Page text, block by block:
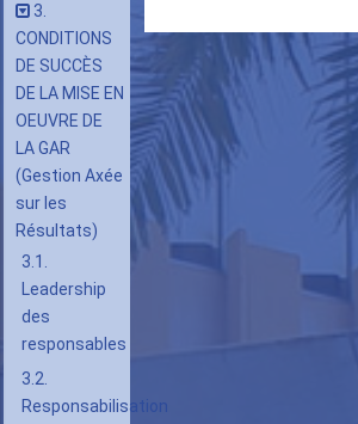
3.
CONDITIONS
DE SUCCÈS
DE LA MISE EN
OEUVRE DE
LA GAR
(Gestion Axée
sur les
Résultats)
3.1.
Leadership
des
responsables
3.2.
Responsabilisation
transversaux
de
livre
pour
3.6.
Renforcement
des
capacités